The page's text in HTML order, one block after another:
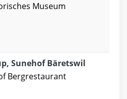
Museum
Sunehof Bäretswil
Bergrestaurant